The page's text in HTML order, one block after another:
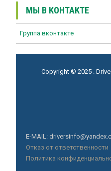
МЫ В КОНТАКТЕ
Группа вконтакте
Copyright © 2025 .
E-MAIL:
Отказ от ответственности
Политика